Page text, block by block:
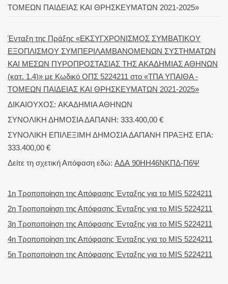
ΤΟΜΕΩΝ ΠΑΙΔΕΙΑΣ ΚΑΙ ΘΡΗΣΚΕΥΜΑΤΩΝ 2021-2025»
Ένταξη της Πράξης «ΕΚΣΥΓΧΡΟΝΙΣΜΟΣ ΣΥΜΒΑΤΙΚΟΥ
ΕΞΟΠΛΙΣΜΟΥ ΣΥΜΠΕΡΙΛΑΜΒΑΝΟΜΕΝΩΝ ΣΥΣΤΗΜΑΤΩΝ
ΚΑΙ ΜΕΣΩΝ ΠΥΡΟΠΡΟΣΤΑΣΙΑΣ ΤΗΣ ΑΚΑΔΗΜΙΑΣ ΑΘΗΝΩΝ
(κατ. 1.4)» με Κωδικό ΟΠΣ 5224211 στο «ΤΠΑ ΥΠΑΙΘΑ -
ΤΟΜΕΩΝ ΠΑΙΔΕΙΑΣ ΚΑΙ ΘΡΗΣΚΕΥΜΑΤΩΝ 2021-2025»
ΔΙΚΑΙΟΥΧΟΣ: ΑΚΑΔΗΜΙΑ ΑΘΗΝΩΝ
ΣΥΝΟΛΙΚΗ ΔΗΜΟΣΙΑ ΔΑΠΑΝΗ: 333.400,00 €
ΣΥΝΟΛΙΚΗ ΕΠΙΛΕΞΙΜΗ ΔΗΜΟΣΙΑ ΔΑΠΑΝΗ ΠΡΑΞΗΣ ΕΠΑ:
333.400,00 €
Δείτε τη σχετική Απόφαση εδώ: ΑΔΑ 90ΗΗ46ΝΚΠΔ-Π6Ψ
1η Τροποποίηση της Απόφασης Ένταξης για το MIS 5224211
2η Τροποποίηση της Απόφασης Ένταξης για το MIS 5224211
3η Τροποποίηση της Απόφασης Ένταξης για το MIS 5224211
4η Τροποποίηση της Απόφασης Ένταξης για το MIS 5224211
5η Τροποποίηση της Απόφασης Ένταξης για το MIS 5224211